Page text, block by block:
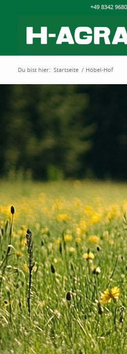
+49 8342
Du bist hier: Startseite / Höbel-Hof